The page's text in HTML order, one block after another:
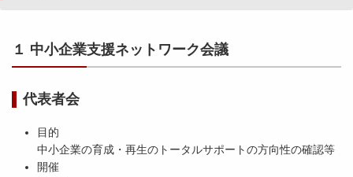
１ 中小企業支援ネットワーク会議
代表者会
目的
中小企業の育成・再生のトータルサポートの方向性の確認等
開催